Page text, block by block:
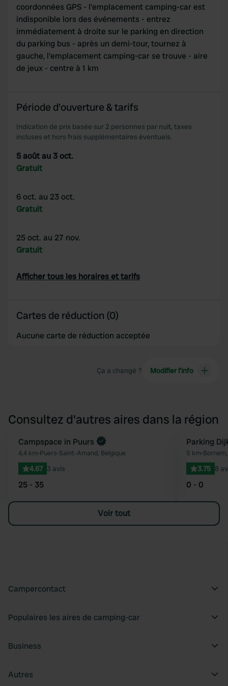
coordonnées GPS - l'emplacement camping-car est
indisponible lors des événements - entrez
immédiatement à droite sur le parking en direction
du parking bus - après un demi-tour, tournez à
gauche, l'emplacement camping-car se trouve - aire
de jeux - centre à 1 km
Période d'ouverture & tarifs
Indication de prix basée sur 2 personnes par nuit, taxes
incluses et hors frais supplémentaires éventuels.
5 août au 3 oct.
Gratuit
6 oct. au 23 oct.
Gratuit
25 oct. au 27 nov.
Gratuit
Afficher tous les horaires et tarifs
Cartes de réduction (0)
Aucune carte de réduction acceptée
Ça a changé ? Modifier l’info
Consultez d'autres aires dans la région
Préféré
Reserve maintenant
Campspace in Puurs
4,4 km•Puers-Saint-Amand, Belgique
4.67 3 avis
25 - 35
Parking
5 km•
3.75 8
0 - 0
Voir tout
Campercontact
Populaires les aires de camping-car
Business
Autres